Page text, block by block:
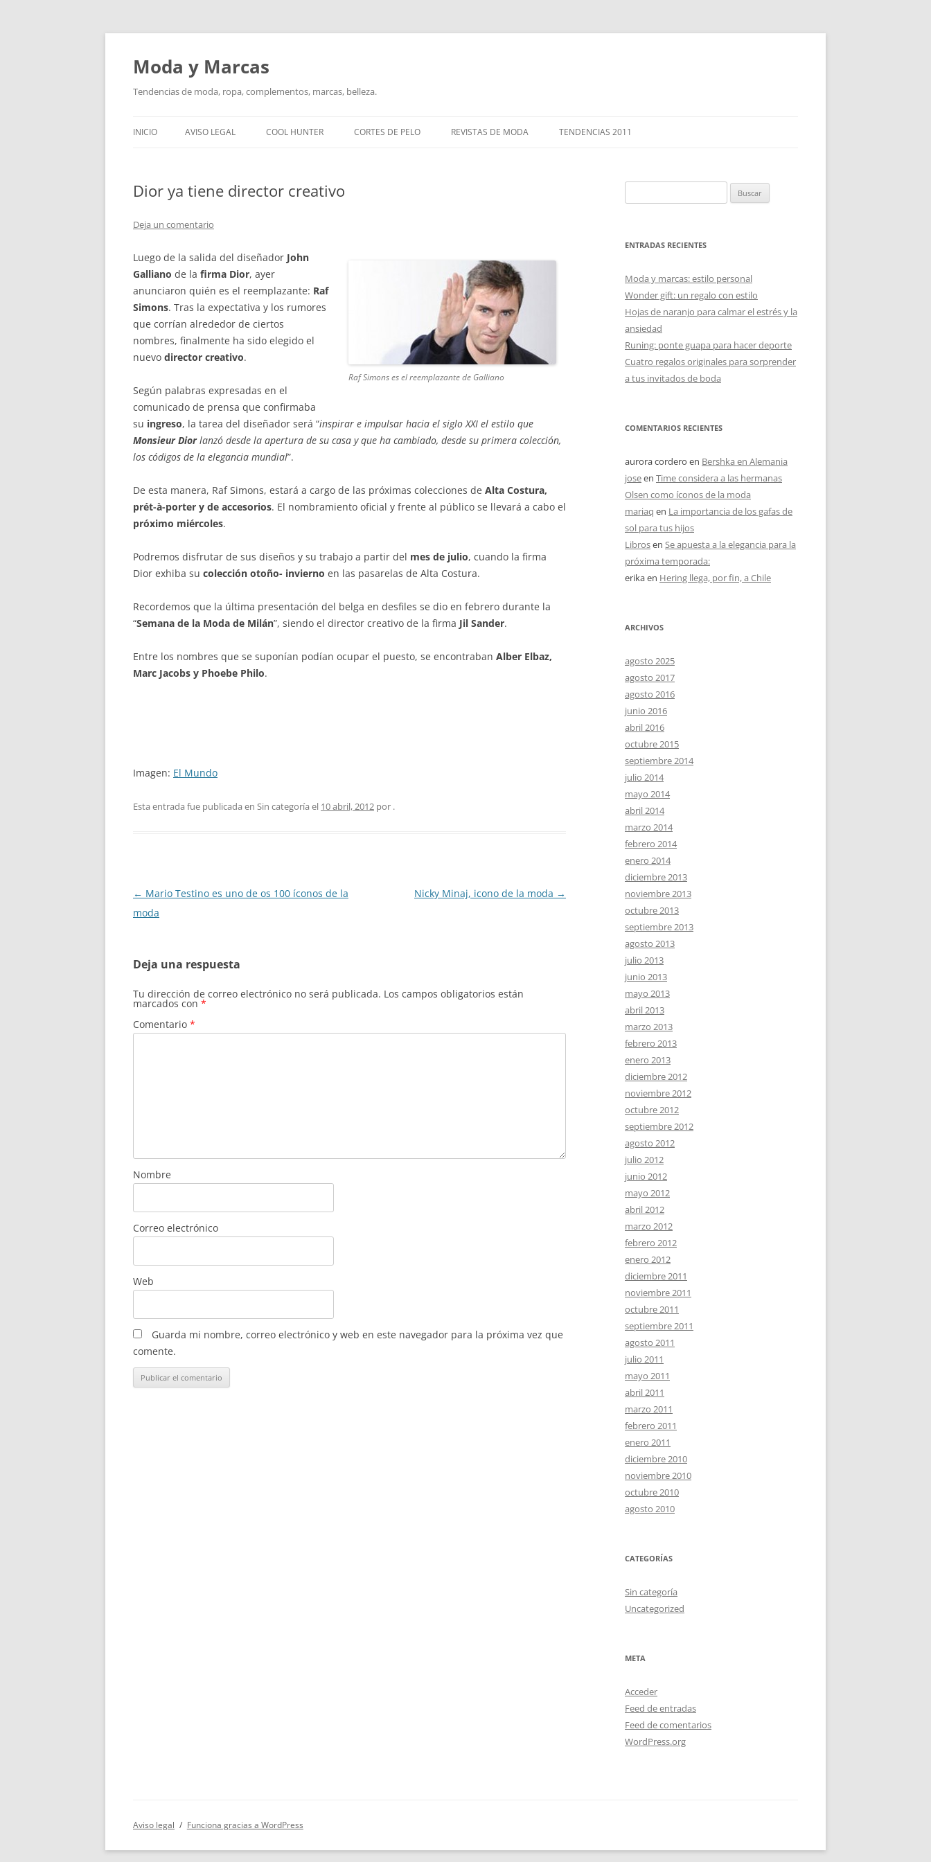
Saltar
contenido
Moda y Marcas
Tendencias de moda, ropa, complementos, marcas, belleza.
INICIO AVISO LEGAL COOL HUNTER CORTES DE PELO REVISTAS DE MODA TENDENCIAS 2011
Dior ya tiene director creativo
Deja un comentario
Raf Simons es el reemplazante de Galliano
Luego de la salida del diseñador John
Galliano de la firma Dior, ayer
anunciaron quién es el reemplazante: Raf
Simons. Tras la expectativa y los rumores
que corrían alrededor de ciertos
nombres, finalmente ha sido elegido el
nuevo director creativo.
Según palabras expresadas en el
comunicado de prensa que confirmaba
su ingreso, la tarea del diseñador será “inspirar e impulsar hacia el siglo XXI el estilo que
Monsieur Diorlanzó desde la apertura de su casa y que ha cambiado, desde su primera colección,
los códigos de la elegancia mundial”.
De esta manera, Raf Simons, estará a cargo de las próximas colecciones de Alta Costura,
prét-à-porter y de accesorios. El nombramiento oficial y frente al público se llevará a cabo el
próximo miércoles.
Podremos disfrutar de sus diseños y su trabajo a partir del mes de julio, cuando la firma
Dior exhiba su colección otoño- invierno en las pasarelas de Alta Costura.
Recordemos que la última presentación del belga en desfiles se dio en febrero durante la
“Semana de la Moda de Milán”, siendo el director creativo de la firma Jil Sander.
Entre los nombres que se suponían podían ocupar el puesto, se encontraban Alber Elbaz,
Marc Jacobs y Phoebe Philo.
Imagen: El Mundo
Esta entrada fue publicada en Sin categoría el 10 abril, 2012 por .
Navegación
de
← Mario Testino es uno de os 100 íconos de la
moda
Nicky Minaj, icono de la moda →
Deja una respuesta
Tu dirección de correo electrónico no será publicada. Los campos obligatorios están
marcados con *
Comentario *
Nombre
Correo electrónico
Web
Guarda mi nombre, correo electrónico y web en este navegador para la próxima vez que
comente.
ENTRADAS RECIENTES
Moda y marcas: estilo personal
Wonder gift: un regalo con estilo
Hojas de naranjo para calmar el estrés y la
ansiedad
Runing: ponte guapa para hacer deporte
Cuatro regalos originales para sorprender
a tus invitados de boda
COMENTARIOS RECIENTES
aurora cordero en Bershka en Alemania
joseen Time considera a las hermanas
Olsen como íconos de la moda
mariaq en La importancia de los gafas de
sol para tus hijos
Librosen Se apuesta a la elegancia para la
próxima temporada:
erikaen Hering llega, por fin, a Chile
ARCHIVOS
agosto 2025
agosto 2017
agosto 2016
junio 2016
abril 2016
octubre 2015
septiembre 2014
julio 2014
mayo 2014
abril 2014
marzo 2014
febrero 2014
enero 2014
diciembre 2013
noviembre 2013
octubre 2013
septiembre 2013
agosto 2013
julio 2013
junio 2013
mayo 2013
abril 2013
marzo 2013
febrero 2013
enero 2013
diciembre 2012
noviembre 2012
octubre 2012
septiembre 2012
agosto 2012
julio 2012
junio 2012
mayo 2012
abril 2012
marzo 2012
febrero 2012
enero 2012
diciembre 2011
noviembre 2011
octubre 2011
septiembre 2011
agosto 2011
julio 2011
mayo 2011
abril 2011
marzo 2011
febrero 2011
enero 2011
diciembre 2010
noviembre 2010
octubre 2010
agosto 2010
CATEGORÍAS
Sin categoría
Uncategorized
META
Acceder
Feed de entradas
Feed de comentarios
WordPress.org
Aviso legal Funciona gracias a WordPress